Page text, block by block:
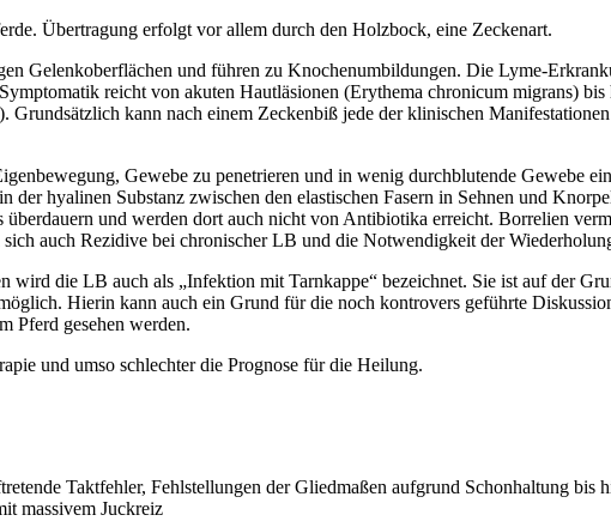
Übertragung erfolgt vor allem durch den Holzbock, eine Zeckenart.
Gelenkoberflächen und führen zu Knochenumbildungen. Die Lyme-
reicht von akuten Hautläsionen (Erythema chronicum migrans)
kann nach einem Zeckenbiß jede der klinischen
Gewebe zu penetrieren und in wenig durchblutende Gewebe
der hyalinen Substanz zwischen den elastischen Fasern in Sehnen und
und werden dort auch nicht von Antibiotika erreicht. Borrelien
auch Rezidive bei chronischer LB und die Notwendigkeit der
die LB auch als „Infektion mit Tarnkappe“ bezeichnet. Sie ist auf der
Hierin kann auch ein Grund für die noch kontrovers geführte
Pferd gesehen werden.
und umso schlechter die Prognose für die Heilung.
Taktfehler, Fehlstellungen der Gliedmaßen aufgrund Schonhaltung bis
massivem Juckreiz